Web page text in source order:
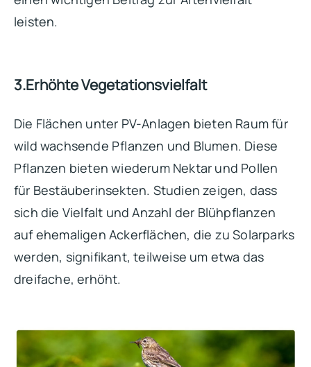
leisten.
3.Erhöhte Vegetationsvielfalt
Die Flächen unter PV-Anlagen bieten Raum für
wild wachsende Pflanzen und Blumen. Diese
Pflanzen bieten wiederum Nektar und Pollen
für Bestäuberinsekten. Studien zeigen, dass
sich die Vielfalt und Anzahl der Blühpflanzen
auf ehemaligen Ackerflächen, die zu Solarparks
werden, signifikant, teilweise um etwa das
dreifache, erhöht.